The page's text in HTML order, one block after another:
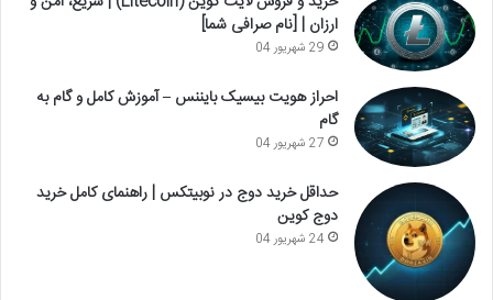
ارزان | [نام صرافی شما]
29 شهریور 04
احراز هویت بیسیک بایننس – آموزش کامل و گام به
گام
27 شهریور 04
حداقل خرید دوج در نوبیتکس | راهنمای کامل خرید
دوج کوین
24 شهریور 04